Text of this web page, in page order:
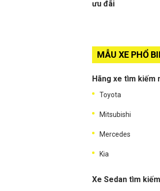
ưu đãi
MẪU XE PHỔ
Hãng xe tìm kiếm
Toyota
Mitsubishi
Mercedes
Kia
Xe Sedan tìm